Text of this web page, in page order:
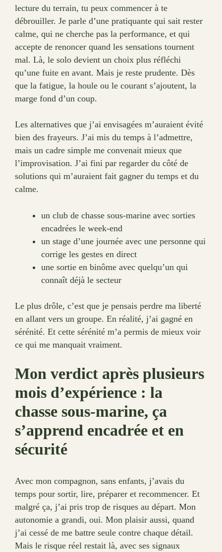
lecture du terrain, tu peux commencer à te
débrouiller. Je parle d’une pratiquante qui sait rester
calme, qui ne cherche pas la performance, et qui
accepte de renoncer quand les sensations tournent
mal. Là, le solo devient un choix plus réfléchi
qu’une fuite en avant. Mais je reste prudente. Dès
que la fatigue, la houle ou le courant s’ajoutent, la
marge fond d’un coup.
Les alternatives que j’ai envisagées m’auraient évité
bien des frayeurs. J’ai mis du temps à l’admettre,
mais un cadre simple me convenait mieux que
l’improvisation. J’ai fini par regarder du côté de
solutions qui m’auraient fait gagner du temps et du
calme.
un club de chasse sous-marine avec sorties
encadrées le week-end
un stage d’une journée avec une personne qui
corrige les gestes en direct
une sortie en binôme avec quelqu’un qui
connaît déjà le secteur
Le plus drôle, c’est que je pensais perdre ma liberté
en allant vers un groupe. En réalité, j’ai gagné en
sérénité. Et cette sérénité m’a permis de mieux voir
ce qui me manquait vraiment.
Mon verdict après plusieurs
mois d’expérience : la
chasse sous-marine, ça
s’apprend encadrée et en
sécurité
Avec mon compagnon, sans enfants, j’avais du
temps pour sortir, lire, préparer et recommencer. Et
malgré ça, j’ai pris trop de risques au départ. Mon
autonomie a grandi, oui. Mon plaisir aussi, quand
j’ai cessé de me battre seule contre chaque détail.
Mais le risque réel restait là, avec ses signaux